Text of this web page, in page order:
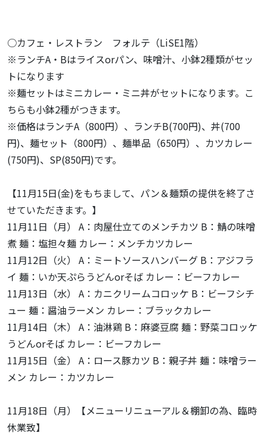
○カフェ・レストラン フォルテ（LiSE1階）
※ランチA・Bはライスorパン、味噌汁、小鉢2種類がセッ
トになります
※麺セットはミニカレー・ミニ丼がセットになります。こ
ちらも小鉢2種がつきます。
※価格はランチA（800円）、ランチB(700円)、丼(700
円)、麺セット（800円）、麺単品（650円）、カツカレー
(750円)、SP(850円)です。
【11月15日(金)をもちまして、パン＆麺類の提供を終了さ
せていただきます。】
11月11日（月） A：肉屋仕立てのメンチカツ B：鯖の味噌
煮 麺：塩担々麺 カレー：メンチカツカレー
11月12日（火） A：ミートソースハンバーグ B：アジフラ
イ 麺：いか天ぷらうどんorそば カレー：ビーフカレー
11月13日（水） A：カニクリームコロッケ B：ビーフシチ
ュー 麺：醤油ラーメン カレー：ブラックカレー
11月14日（木） A：油淋鶏 B：麻婆豆腐 麺：野菜コロッケ
うどんorそば カレー：ビーフカレー
11月15日（金） A：ロース豚カツ B：親子丼 麺：味噌ラー
メン カレー：カツカレー
11月18日（月）【メニューリニューアル＆棚卸の為、臨時
休業致】